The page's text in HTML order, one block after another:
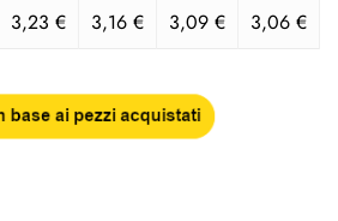
3,23 € 3,16 € 3,09 € 3,06 €